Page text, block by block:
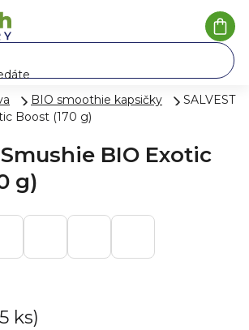
BIO smoothie kapsičky
SALVEST
Boost (170 g)
Smushie BIO Exotic
g)
ks)